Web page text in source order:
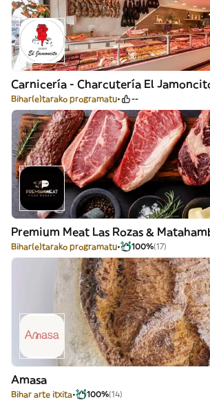
Carnicería - Charcutería El
Bihar(e)tarako programatu --
Premium Meat Las Rozas &
Bihar(e)tarako programatu 100%(17)
Amasa
Bihar arte itxita 100%(14)